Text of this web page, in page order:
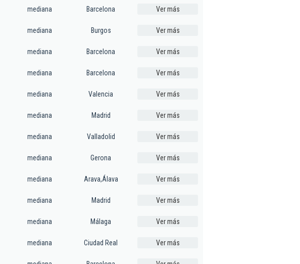
mediana Barcelona Ver más
mediana Burgos Ver más
mediana Barcelona Ver más
mediana Barcelona Ver más
mediana Valencia Ver más
mediana Madrid Ver más
mediana Valladolid Ver más
mediana Gerona Ver más
mediana Arava,Álava Ver más
mediana Madrid Ver más
mediana Málaga Ver más
mediana Ciudad Real Ver más